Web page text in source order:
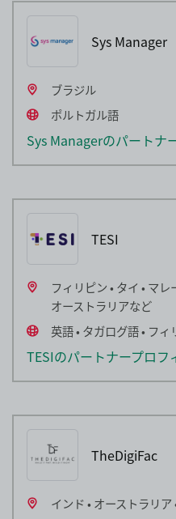
Sys Manager
ブラジル
ポルトガル語
Sys Managerのパートナ
TESI
フィリピン • タイ • マ
オーストラリアなど
英語 • タガログ語 • フ
TESIのパートナープロフ
TheDigiFac
インド • オーストラリ